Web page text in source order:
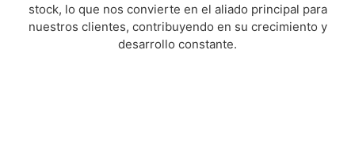
stock, lo que nos convierte en el aliado principal para
nuestros clientes, contribuyendo en su crecimiento y
desarrollo constante.